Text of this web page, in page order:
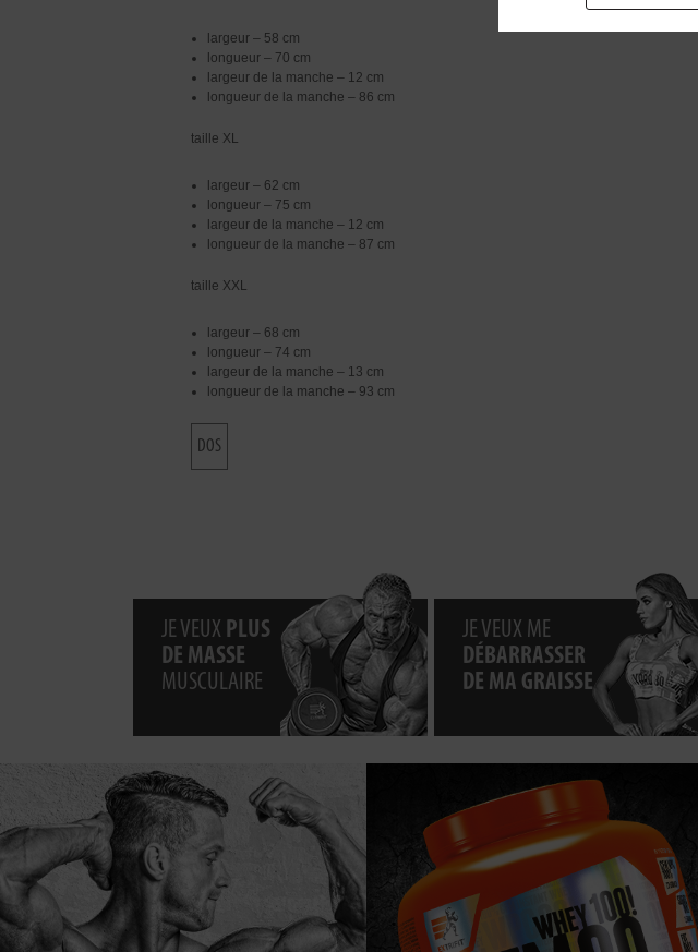
largeur – 58 cm
longueur – 70 cm
largeur de la manche – 12 cm
longueur de la manche – 86 cm
taille XL
largeur – 62 cm
longueur – 75 cm
largeur de la manche – 12 cm
longueur de la manche – 87 cm
taille XXL
largeur – 68 cm
longueur – 74 cm
largeur de la manche – 13 cm
longueur de la manche – 93 cm
DOS
JE VEUX PLUS
DE MASSE
MUSCULAIRE
JE VEUX ME
DÉBARRASSER
DE MA GRAISSE